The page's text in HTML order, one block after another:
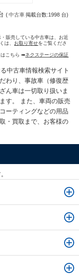
(中古車掲載台数:1998 台)
販売している中古車は、お近
は、 お取り寄せをご覧くださ
はこちら ➡ネクステージの保証
中古車情報検索サイト
わり、事故車（修復歴
ん車は一切取り扱いま
す。 また、車両の販売
ーティングなどの用品
・買取まで、お客様の